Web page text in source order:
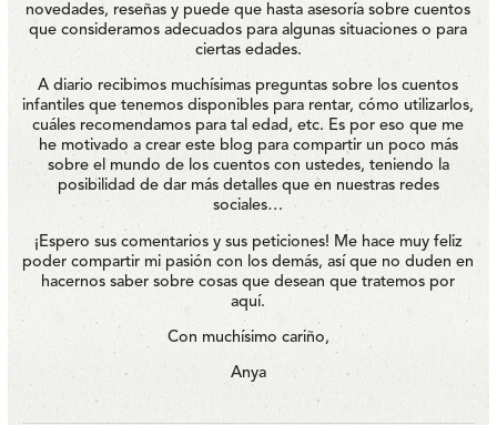
novedades, reseñas y puede que hasta asesoría sobre cuentos
que consideramos adecuados para algunas situaciones o para
ciertas edades.
A diario recibimos muchísimas preguntas sobre los cuentos
infantiles que tenemos disponibles para rentar, cómo utilizarlos,
cuáles recomendamos para tal edad, etc. Es por eso que me
he motivado a crear este blog para compartir un poco más
sobre el mundo de los cuentos con ustedes, teniendo la
posibilidad de dar más detalles que en nuestras redes
sociales…
¡Espero sus comentarios y sus peticiones! Me hace muy feliz
poder compartir mi pasión con los demás, así que no duden en
hacernos saber sobre cosas que desean que tratemos por
aquí.
Con muchísimo cariño,
Anya